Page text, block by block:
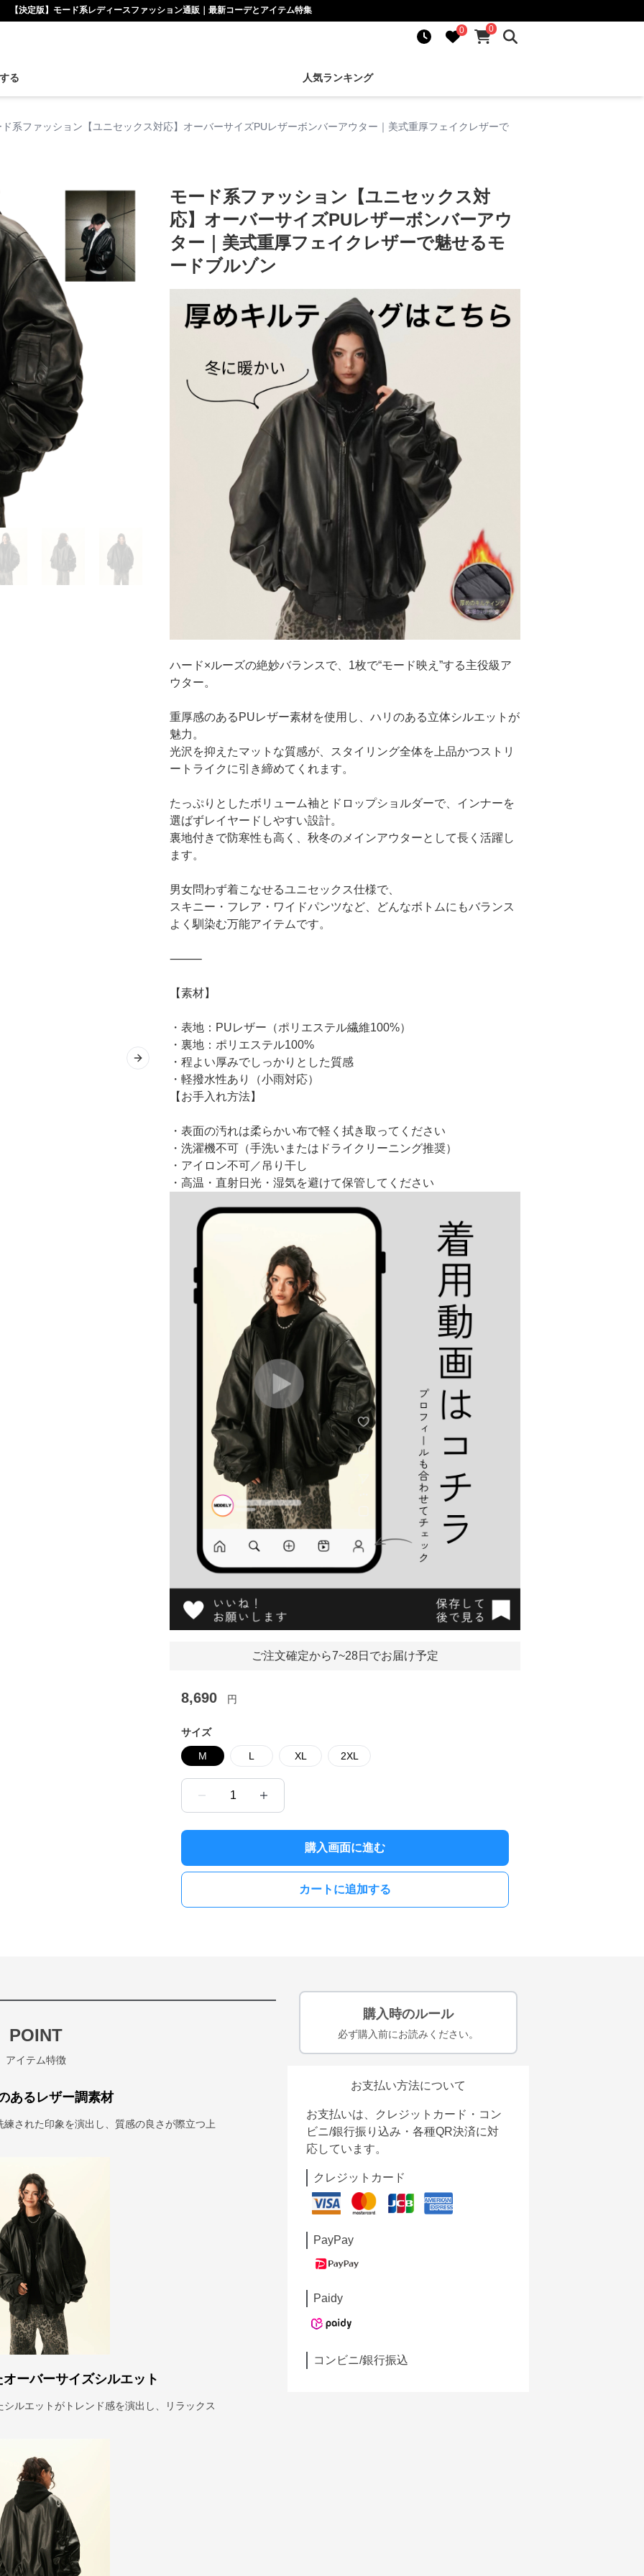
【決定版】モード系レディースファッション通販｜最新コーデとアイテム特集
0
0
る 人気ランキング
ド系ファッション【ユニセックス対応】オーバーサイズPUレザーボンバーアウター｜美式重厚フェイクレザーで
Next slide
モード系ファッション【ユニセックス対
応】オーバーサイズPUレザーボンバーアウ
ター｜美式重厚フェイクレザーで魅せるモ
ードブルゾン
ハード×ルーズの絶妙バランスで、1枚で“モード映え”する主役級ア
ウター。
重厚感のあるPUレザー素材を使用し、ハリのある立体シルエットが
魅力。
光沢を抑えたマットな質感が、スタイリング全体を上品かつストリ
ートライクに引き締めてくれます。
たっぷりとしたボリューム袖とドロップショルダーで、インナーを
選ばずレイヤードしやすい設計。
裏地付きで防寒性も高く、秋冬のメインアウターとして長く活躍し
ます。
男女問わず着こなせるユニセックス仕様で、
スキニー・フレア・ワイドパンツなど、どんなボトムにもバランス
よく馴染む万能アイテムです。
⸻
【素材】
・表地：PUレザー（ポリエステル繊維100%）
・裏地：ポリエステル100%
・程よい厚みでしっかりとした質感
・軽撥水性あり（小雨対応）
【お手入れ方法】
・表面の汚れは柔らかい布で軽く拭き取ってください
・洗濯機不可（手洗いまたはドライクリーニング推奨）
・アイロン不可／吊り干し
・高温・直射日光・湿気を避けて保管してください
ご注文確定から7~28日でお届け予定
8,690 円
サイズ
M L XL 2XL
1
購入画面に進む
カートに追加する
POINT
アイテム特徴
あるレザー調素材
された印象を演出し、質感の良さが際立つ上
ーバーサイズシルエット
ルエットがトレンド感を演出し、リラックス
購入時のルール
必ず購入前にお読みください。
お支払い方法について
お支払いは、クレジットカード・コン
ビニ/銀行振り込み・各種QR決済に対
応しています。
クレジットカード
PayPay
Paidy
コンビニ/銀行振込